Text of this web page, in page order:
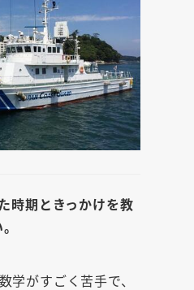
時期ときっかけを教
学がすごく苦手で、